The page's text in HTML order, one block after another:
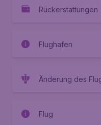
Rückerstattungen
Flughafen
Änderung des
Flug